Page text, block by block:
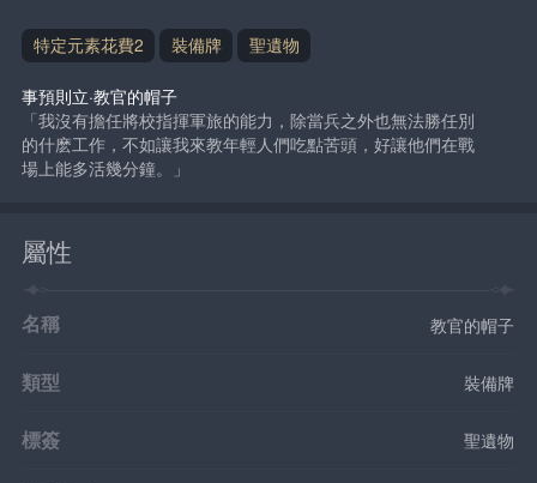
特定元素花費2 裝備牌 聖遺物
事預則立·教官的帽子
「我沒有擔任將校指揮軍旅的能力，除當兵之外也無法勝任別
的什麽工作，不如讓我來教年輕人們吃點苦頭，好讓他們在戰
場上能多活幾分鐘。」
屬性
名稱 教官的帽子
類型 裝備牌
標簽 聖遺物